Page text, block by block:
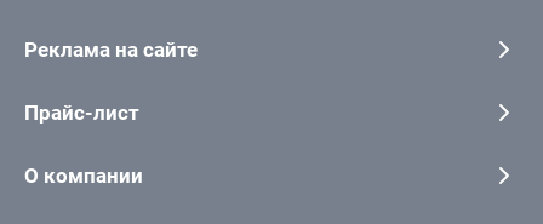
Реклама на сайте
Прайс-лист
О компании